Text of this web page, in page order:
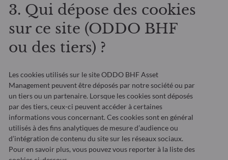
3. Qui dépose des cookies
sur ce site (ODDO BHF
ou des tiers) ?
Les cookies utilisés sur le site ODDO BHF Asset
Management peuvent être déposés par notre société ou par
un tiers ou un partenaire. Lorsque les cookies sont déposés
par des tiers, ceux-ci peuvent accéder à certaines
informations vous concernant. Ces cookies sont en général
utilisés à des fins analytiques de mesure d’audience ou
d’intégration de contenu du site sur les réseaux sociaux.
Pour en savoir plus, vous pouvez vous reporter à la liste des